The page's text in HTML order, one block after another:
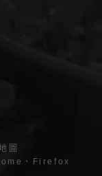
圖
、Firefox